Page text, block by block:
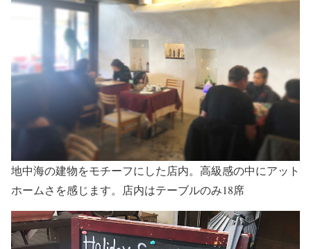
地中海の建物をモチーフにした店内。高級感の中にアット
ホームさを感じます。店内はテーブルのみ18席